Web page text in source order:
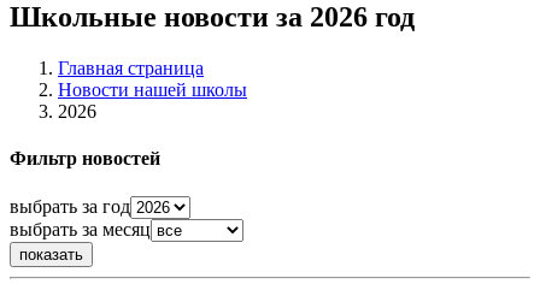
Школьные новости за 2026 год
Главная страница
Новости нашей школы
2026
Фильтр новостей
выбрать за год
выбрать за месяц